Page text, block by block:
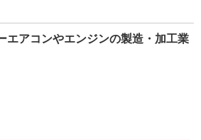
エアコンやエンジンの製造・加工業